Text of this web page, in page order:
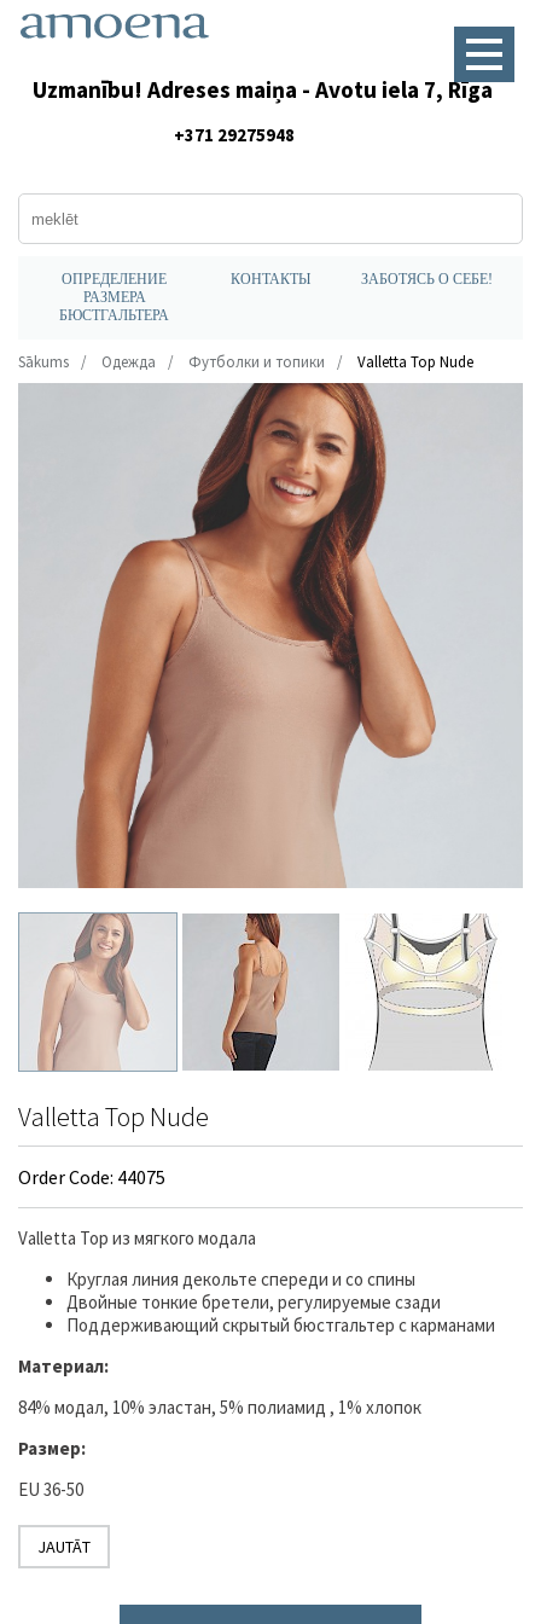
Uzmanību! Adreses maiņa - Avotu iela 7, Rīga
+371 29275948
ОПРЕДЕЛЕНИЕ
РАЗМЕРА
БЮСТГАЛЬТЕРА
КОНТАКТЫ ЗАБОТЯСЬ О СЕБЕ!
Sākums Одежда Футболки и топики Valletta Top Nude
Valletta Top Nude
Order Code: 44075
Valletta Top из мягкого модала
Круглая линия декольте спереди и со спины
Двойные тонкие бретели, регулируемые сзади
Поддерживающий скрытый бюстгальтер с карманами
Материал:
84% модал, 10% эластан, 5% полиамид , 1% хлопок
Размер:
EU 36-50
JAUTĀT